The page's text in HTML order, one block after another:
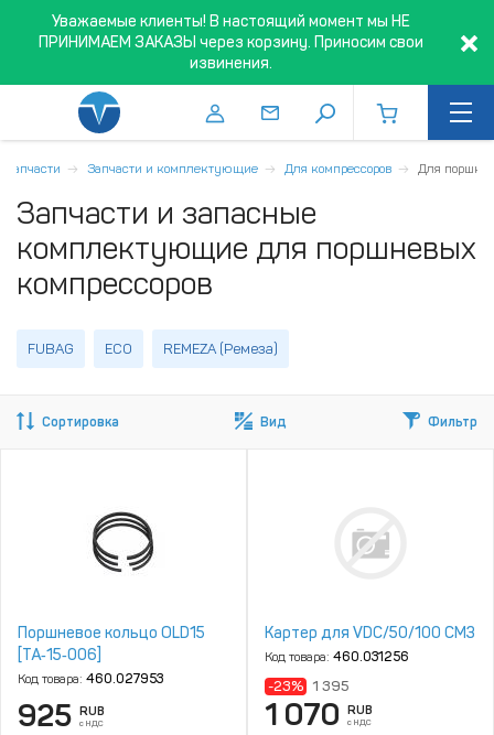
Уважаемые клиенты! В настоящий момент мы НЕ
ПРИНИМАЕМ ЗАКАЗЫ через корзину. Приносим свои
извинения.
запчасти Запчасти и комплектующие Для компрессоров Для
Запчасти и запасные
комплектующие для поршневых
компрессоров
FUBAG ECO REMEZA (Ремеза)
Сортировка Вид Фильтр
Поршневое кольцо OLD15
[TA‑15‑006]
Код товара: 460.027953
925 RUB
с НДС
Картер для VDC/50/100 CM3
Код товара: 460.031256
-23% 1 395
1 070 RUB
с НДС